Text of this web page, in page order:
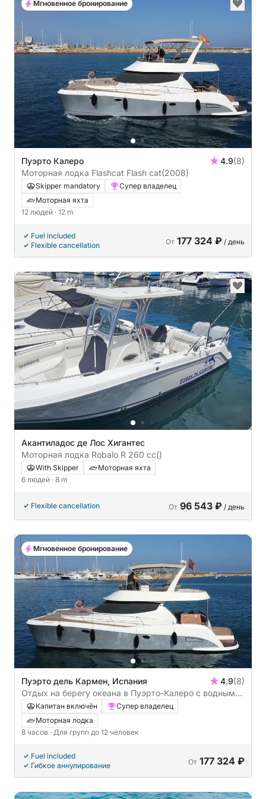
Пуэрто Калеро 4.9(8)
Моторная лодка Flashcat Flash cat(2008)
Skipper mandatory
Супер владелец
Моторная яхта
12 людей · 12 m
Fuel included
Flexible cancellation
От 177 324 ₽ / день
Мгновенное бронирование
Акантиладос де Лос Хигантес
Моторная лодка Robalo R 260 cc()
With Skipper
Моторная яхта
6 людей · 8 m
Flexible cancellation От 96 543 ₽ / день
Пуэрто дель Кармен, Испания 4.9(8)
Отдых на берегу океана в Пуэрто-Калеро с водными
видами спорта.
Капитан включён
Супер владелец
Моторная лодка
8 часов · Для групп до 12 человек
Fuel included
Гибкое аннулирование
От 177 324 ₽
Мгновенное бронирование